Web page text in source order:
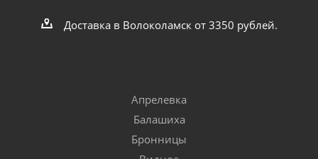
Доставка в Волоколамск от 3350 рублей.
Апрелевка
Балашиха
Бронницы